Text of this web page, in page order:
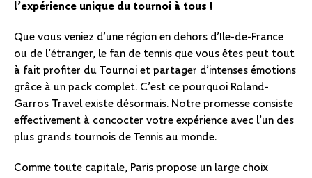
l’expérience unique du tournoi à tous !
Que vous veniez d’une région en dehors d’Ile-de-France
ou de l’étranger, le fan de tennis que vous êtes peut tout
à fait profiter du Tournoi et partager d’intenses émotions
grâce à un pack complet. C’est ce pourquoi Roland-
Garros Travel existe désormais. Notre promesse consiste
effectivement à concocter votre expérience avec l’un des
plus grands tournois de Tennis au monde.
Comme toute capitale, Paris propose un large choix